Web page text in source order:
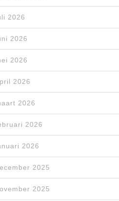
2026
2026
2026
2026
2026
2026
2026
2025
2025